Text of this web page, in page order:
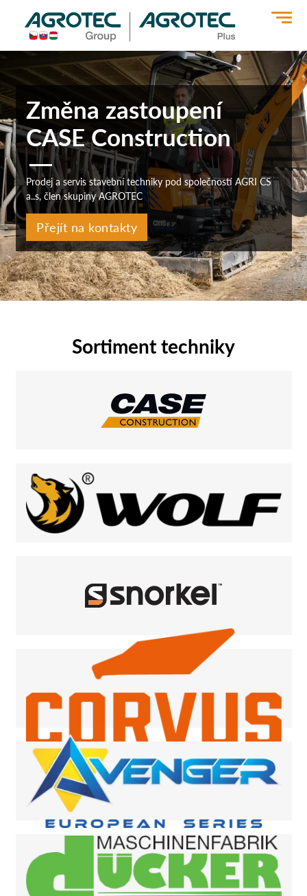
Změna zastoupení
CASE Construction
Prodej a servis stavební techniky pod společností AGRI CS
a..s, člen skupiny AGROTEC
Přejít na kontakty
Sortiment techniky